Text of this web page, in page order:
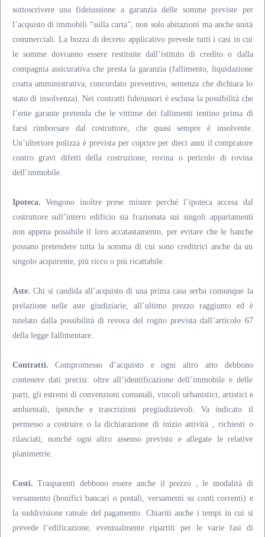
sottoscrivere una fideiussione a garanzia delle somme previste per
l’acquisto di immobili “sulla carta”, non solo abitazioni ma anche unità
commerciali. La bozza di decreto applicativo prevede tutti i casi in cui
le somme dovranno essere restituite dall’istituto di credito o dalla
compagnia assicurativa che presta la garanzia (fallimento, liquidazione
coatta amministrativa, concordato preventivo, sentenza che dichiara lo
stato di insolvenza). Nei contratti fideiussori è esclusa la possibilità che
l’ente garante pretenda che le vittime dei fallimenti tentino prima di
farsi rimborsare dal costruttore, che quasi sempre è insolvente.
Un’ulteriore polizza è prevista per coprire per dieci anni il compratore
contro gravi difetti della costruzione, rovina o pericolo di rovina
dell’immobile.
Ipoteca. Vengono inoltre prese misure perché l’ipoteca accesa dal
costruttore sull’intero edificio sia frazionata sui singoli appartamenti
non appena possibile il loro accatastamento, per evitare che le banche
possano pretendere tutta la somma di cui sono creditrici anche da un
singolo acquirente, più ricco o più ricattabile.
Aste. Chi si candida all’acquisto di una prima casa serba comunque la
prelazione nelle aste giudiziarie, all’ultimo prezzo raggiunto ed è
tutelato dalla possibilità di revoca del rogito prevista dall’articolo 67
della legge fallimentare.
Contratti. Compromesso d’acquisto e ogni altro atto debbono
contenere dati precisi: oltre all’identificazione dell’immobile e delle
parti, gli estremi di convenzioni comunali, vincoli urbanistici, artistici e
ambientali, ipoteche e trascrizioni pregiudizievoli. Va indicato il
permesso a costruire o la dichiarazione di inizio attività , richiesti o
rilasciati, nonché ogni altro assenso previsto e allegate le relative
planimetrie.
Costi. Trasparenti debbono essere anche il prezzo , le modalità di
versamento (bonifici bancari o postali, versamenti su conti correnti) e
la suddivisione rateale del pagamento. Chiariti anche i tempi in cui si
prevede l’edificazione, eventualmente ripartiti per le varie fasi di